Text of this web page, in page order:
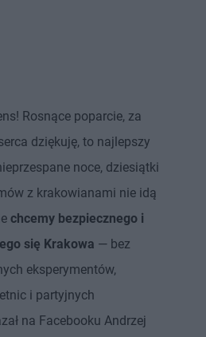
Rosnące poparcie, za
dziękuję, to najlepszy
noce, dziesiątki
z krakowianami nie idą
chcemy bezpiecznego i
się Krakowa — bez
eksperymentów,
i partyjnych
na Facebooku Andrzej